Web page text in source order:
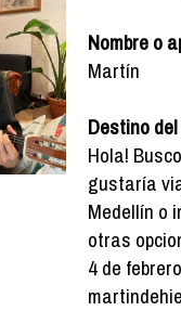
Nombre o
Martín
Destino
Hola!
gustaría
Medellín o
otras
4 de